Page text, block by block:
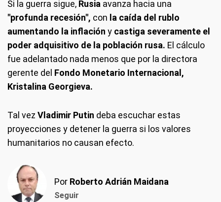
Si la guerra sigue, Rusia avanza hacia una
"profunda recesión", con la caída del rublo
aumentando la inflación y castiga severamente el
poder adquisitivo de la población rusa. El cálculo
fue adelantado nada menos que por la directora
gerente del Fondo Monetario Internacional,
Kristalina Georgieva.
Tal vez Vladimir Putin deba escuchar estas
proyecciones y detener la guerra si los valores
humanitarios no causan efecto.
Por Roberto Adrián Maidana
Seguir